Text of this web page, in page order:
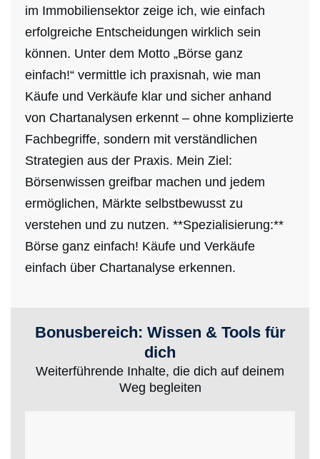
im Immobiliensektor zeige ich, wie einfach
erfolgreiche Entscheidungen wirklich sein
können. Unter dem Motto „Börse ganz
einfach!“ vermittle ich praxisnah, wie man
Käufe und Verkäufe klar und sicher anhand
von Chartanalysen erkennt – ohne komplizierte
Fachbegriffe, sondern mit verständlichen
Strategien aus der Praxis. Mein Ziel:
Börsenwissen greifbar machen und jedem
ermöglichen, Märkte selbstbewusst zu
verstehen und zu nutzen. **Spezialisierung:**
Börse ganz einfach! Käufe und Verkäufe
einfach über Chartanalyse erkennen.
Bonusbereich: Wissen & Tools für
dich
Weiterführende Inhalte, die dich auf deinem
Weg begleiten